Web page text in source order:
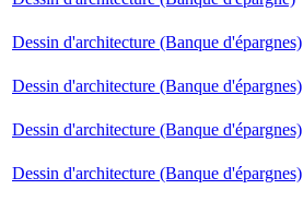
Dessin d'architecture (Banque d'épargnes)
Dessin d'architecture (Banque d'épargnes)
Dessin d'architecture (Banque d'épargnes)
Dessin d'architecture (Banque d'épargnes)